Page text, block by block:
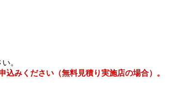
。
みください（無料見積り実施店の場合）。